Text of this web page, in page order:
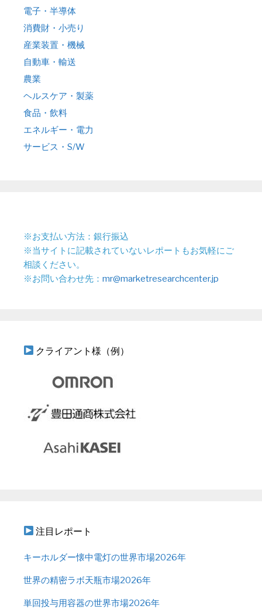
電子・半導体
消費財・小売り
産業装置・機械
自動車・輸送
農業
ヘルスケア・製薬
食品・飲料
エネルギー・電力
サービス・S/W
※お支払い方法：銀行振込
※当サイトに記載されていないレポートもお気軽にご
相談ください。
※お問い合わせ先： mr@marketresearchcenter.jp
クライアント様（例）
注目レポート
キーホルダー懐中電灯の世界市場2026年
世界の精密ラボ天瓶市場2026年
単回投与用容器の世界市場2026年